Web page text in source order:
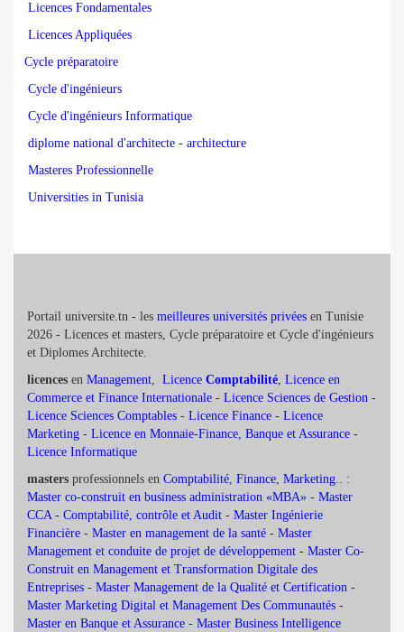
Licences Fondamentales
Licences Appliquées
Cycle préparatoire
Cycle d'ingénieurs
Cycle d'ingénieurs Informatique
diplome national d'architecte - architecture
Masteres Professionnelle
Universities in Tunisia
Portail universite.tn - les meilleures universités privées en Tunisie
2026 - Licences et masters, Cycle préparatoire et Cycle d'ingénieurs
et Diplomes Architecte.
licences en Management, Licence Comptabilité, Licence en
Commerce et Finance Internationale - Licence Sciences de Gestion -
Licence Sciences Comptables - Licence Finance - Licence
Marketing - Licence en Monnaie-Finance, Banque et Assurance -
Licence Informatique
masters professionnels en Comptabilité, Finance, Marketing.. :
Master co-construit en business administration «MBA» - Master
CCA - Comptabilité, contrôle et Audit - Master Ingénierie
Financière - Master en management de la santé - Master
Management et conduite de projet de développement - Master Co-
Construit en Management et Transformation Digitale des
Entreprises - Master Management de la Qualité et Certification -
Master Marketing Digital et Management Des Communautés -
Master en Banque et Assurance - Master Business Intelligence